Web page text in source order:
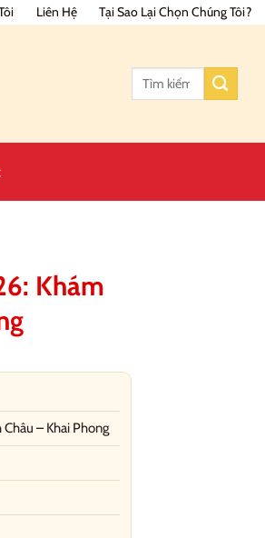
Liên Hệ Tại Sao Lại Chọn Chúng Tôi?
Tìm
Khám
– Khai Phong